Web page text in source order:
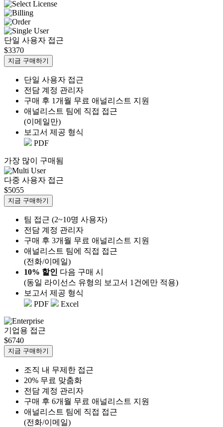
단일 사용자 접근
$3370
지금 구매하기
단일 사용자 접근
전담 계정 관리자
구매 후 1개월 무료 애널리스트 지원
애널리스트 팀에 직접 접근
(이메일만)
보고서 제공 형식
PDF
가장 많이 구매됨
다중 사용자 접근
$5055
지금 구매하기
팀 접근 (2~10명 사용자)
전담 계정 관리자
구매 후 3개월 무료 애널리스트 지원
애널리스트 팀에 직접 접근
(전화/이메일)
10% 할인 다음 구매 시
(동일 라이선스 유형의 보고서 1건에만 적용)
보고서 제공 형식
PDF
Excel
기업용 접근
$6740
지금 구매하기
조직 내 무제한 접근
20% 무료 맞춤화
전담 계정 관리자
구매 후 6개월 무료 애널리스트 지원
애널리스트 팀에 직접 접근
(전화/이메일)